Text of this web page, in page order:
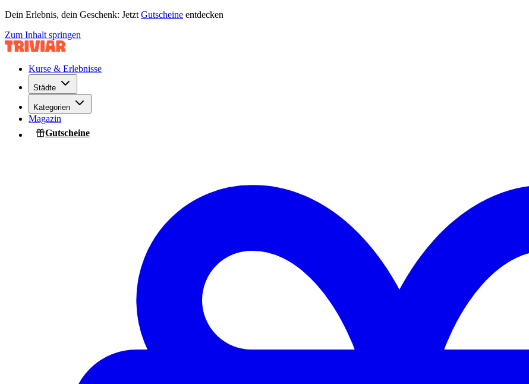
Dein Erlebnis, dein Geschenk: Jetzt Gutscheine entdecken
Zum Inhalt springen
Kurse & Erlebnisse
Städte
Kategorien
Magazin
Gutscheine